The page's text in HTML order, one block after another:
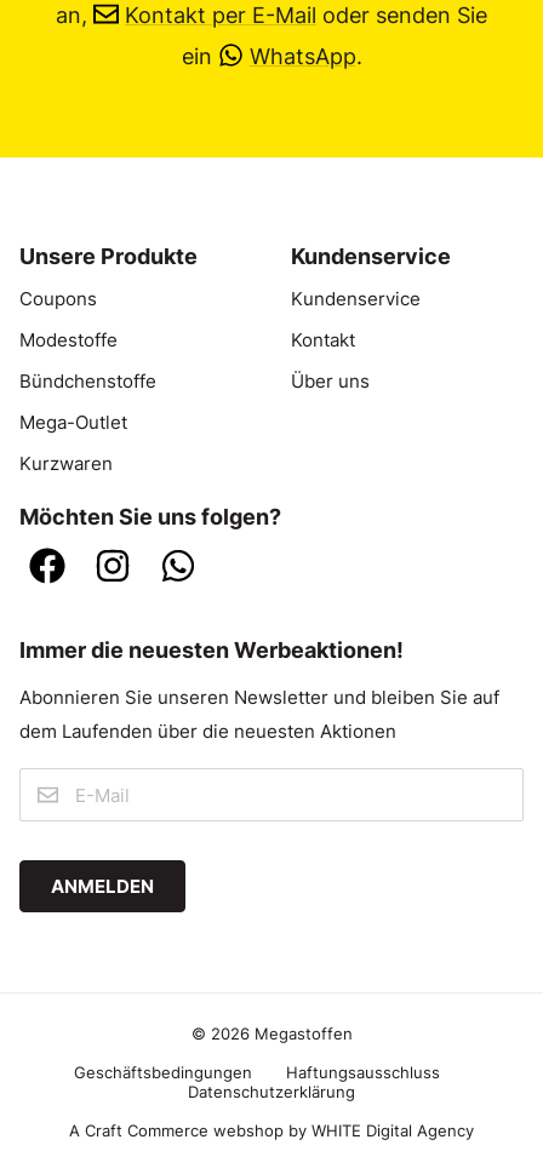
an,
Kontakt per E-Mail oder senden Sie
ein
WhatsApp.
Unsere Produkte
Coupons
Modestoffe
Bündchenstoffe
Mega-Outlet
Kurzwaren
Kundenservice
Kundenservice
Kontakt
Über uns
Möchten Sie uns folgen?
Immer die neuesten Werbeaktionen!
Abonnieren Sie unseren Newsletter und bleiben Sie auf
dem Laufenden über die neuesten Aktionen
ANMELDEN
© 2026 Megastoffen
A Craft Commerce webshop by WHITE Digital Agency
Geschäftsbedingungen
Haftungsausschluss
Datenschutzerklärung